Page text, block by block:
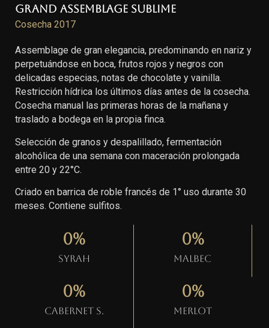
Grand Assemblage Sublime
Cosecha 2017
Assemblage de gran elegancia, predominando en nariz y
perpetuándose en boca, frutos rojos y negros con
delicadas especias, notas de chocolate y vainilla.
Restricción hídrica los últimos días antes de la cosecha.
Cosecha manual las primeras horas de la mañana y
traslado a bodega en la propia finca.
Selección de granos y despalillado, fermentación
alcohólica de una semana con maceración prolongada
entre 20 y 22°C.
Criado en barrica de roble francés de 1° uso durante 30
meses. Contiene sulfitos.
Syrah
0%
Malbec
0%
Cabernet S.
0%
Merlot
0%